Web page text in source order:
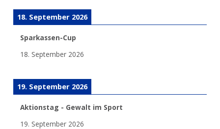
18. September 2026
Sparkassen-Cup
18. September 2026
19. September 2026
Aktionstag - Gewalt im Sport
19. September 2026